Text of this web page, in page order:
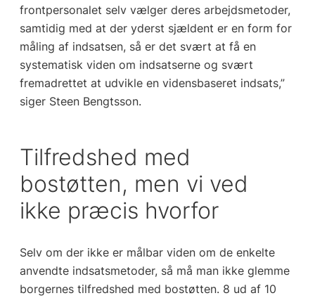
frontpersonalet selv vælger deres arbejdsmetoder,
samtidig med at der yderst sjældent er en form for
måling af indsatsen, så er det svært at få en
systematisk viden om indsatserne og svært
fremadrettet at udvikle en vidensbaseret indsats,”
siger Steen Bengtsson.
Tilfredshed med
bostøtten, men vi ved
ikke præcis hvorfor
Selv om der ikke er målbar viden om de enkelte
anvendte indsatsmetoder, så må man ikke glemme
borgernes tilfredshed med bostøtten. 8 ud af 10